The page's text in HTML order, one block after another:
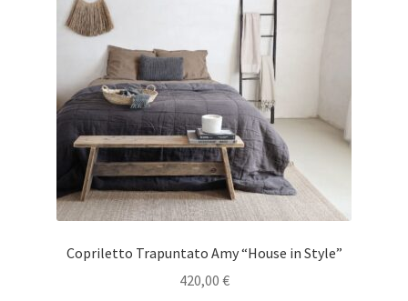
Copriletto Trapuntato Amy “House in Style”
420,00 €